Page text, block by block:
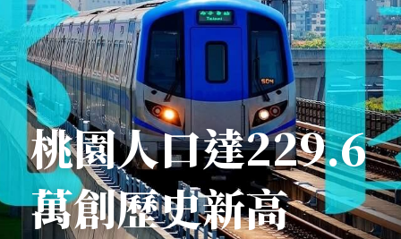
鴻智分享
隱私政策
聯絡我們
桃園人口達229.6
萬創歷史新高